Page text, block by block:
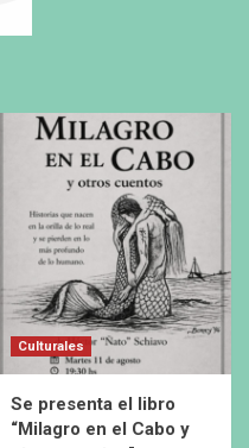
Culturales
Se presenta el libro
“Milagro en el Cabo y